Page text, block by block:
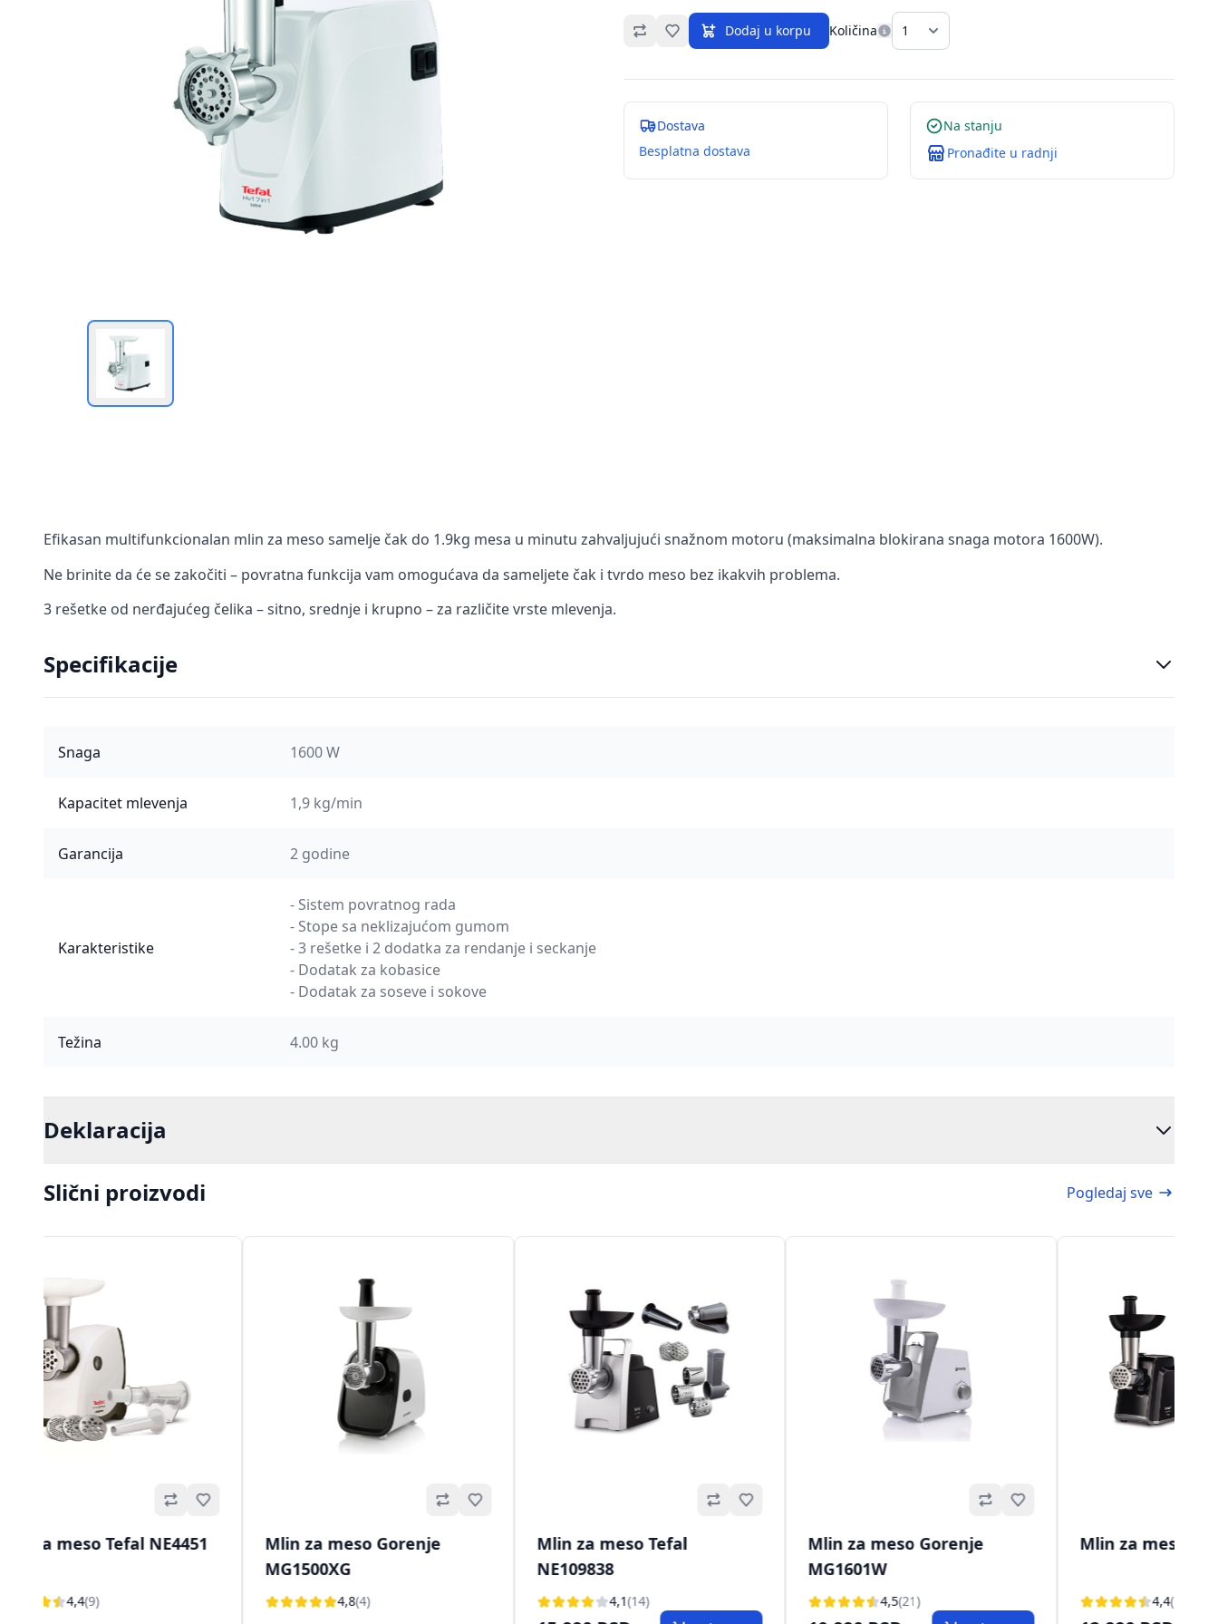
OmiljenoDodaj u korpu Količina
Dostava
Besplatna dostava
Na stanju
Pronađite u radnji
Efikasan multifunkcionalan mlin za meso samelje čak do 1.9kg mesa u minutu zahvaljujući snažnom motoru (maksimalna blokirana snaga motora 1600W).
Ne brinite da će se zakočiti – povratna funkcija vam omogućava da sameljete čak i tvrdo meso bez ikakvih problema.
3 rešetke od nerđajućeg čelika – sitno, srednje i krupno – za različite vrste mlevenja.
Specifikacije
Snaga 1600 W
Kapacitet mlevenja 1,9 kg/min
Garancija 2 godine
Karakteristike
- Sistem povratnog rada
- Stope sa neklizajućom gumom
- 3 rešetke i 2 dodatka za rendanje i seckanje
- Dodatak za kobasice
- Dodatak za soseve i sokove
Težina 4.00 kg
Deklaracija
Slični proizvodi Pogledaj sve
Omiljeno
za meso Tefal NE4451
4,4(9)
Omiljeno
Mlin za meso Gorenje
MG1500XG
4,8(4)
Omiljeno
Mlin za meso Tefal
NE109838
4,1(14)
Omiljeno
Mlin za meso Gorenje
MG1601W
4,5(21)
Mlin za meso
4,4(12)